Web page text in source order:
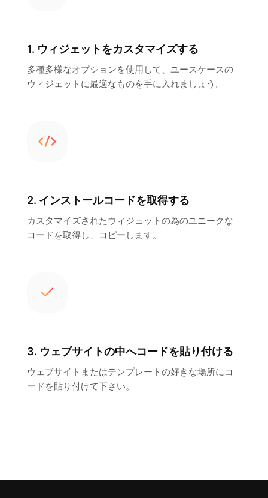
1. ウィジェットをカスタマイズする
多種多様なオプションを使用して、ユースケースの
ウィジェットに最適なものを手に入れましょう。
2. インストールコードを取得する
カスタマイズされたウィジェットの為のユニークな
コードを取得し、コピーします。
3. ウェブサイトの中へコードを貼り付ける
ウェブサイトまたはテンプレートの好きな場所にコ
ードを貼り付けて下さい。